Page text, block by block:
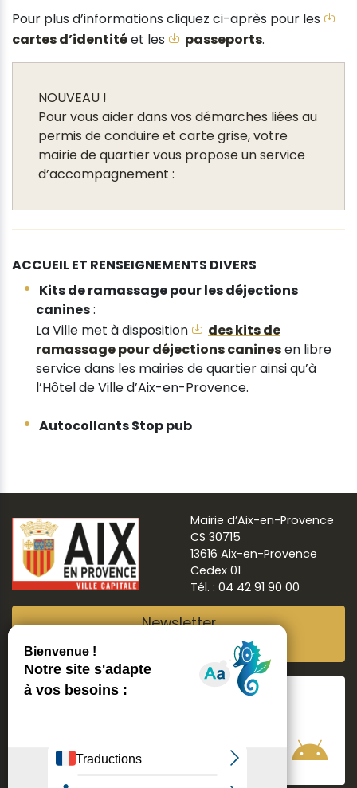
Pour plus d’informations cliquez ci-après pour les
cartes d’identitéet les passeports.
NOUVEAU !
Pour vous aider dans vos démarches liées au
permis de conduire et carte grise, votre
mairie de quartier vous propose un service
d’accompagnement :
ACCUEIL ET RENSEIGNEMENTS DIVERS
Kits de ramassage pour les déjections
canines:
La Ville met à disposition
des kits de
ramassage pour déjections caninesen libre
service dans les mairies de quartier ainsi qu’à
l’Hôtel de Ville d’Aix-en-Provence.
Autocollants Stop pub
Mairie d’Aix-en-Provence
CS 30715
13616 Aix-en-Provence
Cedex 01
Tél. : 04 42 91 90 00
Newsletter
Suivre Aix ma ville